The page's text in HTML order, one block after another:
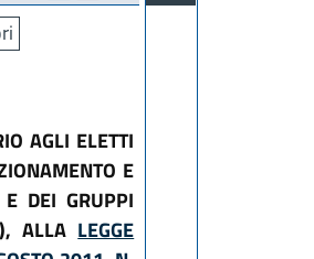
AGLI ELETTI
E
E DEI GRUPPI
ALLA LEGGE